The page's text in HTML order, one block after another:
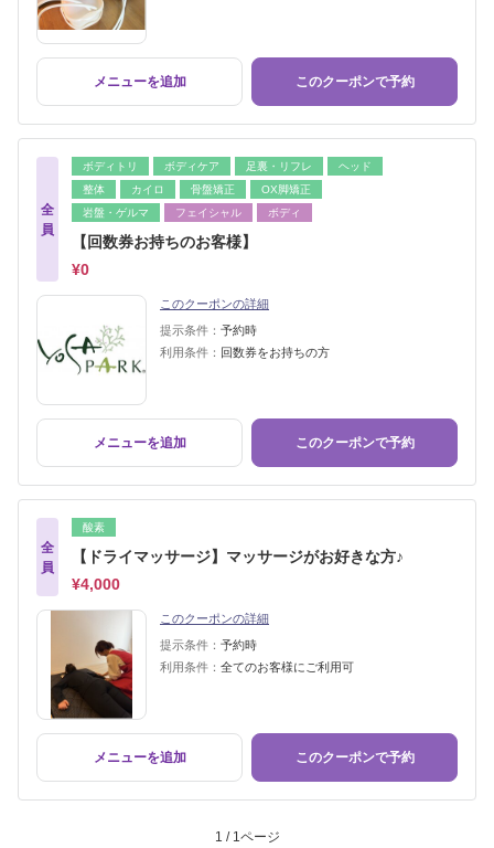
メニューを追加 このクーポンで予約
全
員
ボディトリ ボディケア 足裏・リフレ
ヘッド
整体
カイロ 骨盤矯正
OX脚矯正
岩盤・ゲルマ
フェイシャル ボディ
【回数券お持ちのお客様】
¥0
このクーポンの詳細
提示条件： 予約時
利用条件： 回数券をお持ちの方
メニューを追加 このクーポンで予約
全
員
酸素
【ドライマッサージ】マッサージがお好きな方♪
¥4,000
このクーポンの詳細
提示条件： 予約時
利用条件： 全てのお客様にご利用可
メニューを追加 このクーポンで予約
1 / 1ページ